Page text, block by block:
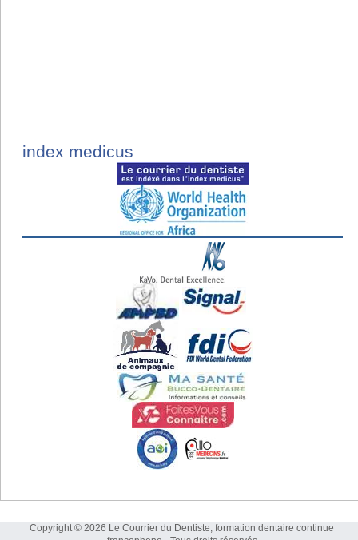
index medicus
Copyright © 2026 Le Courrier du Dentiste, formation dentaire continue